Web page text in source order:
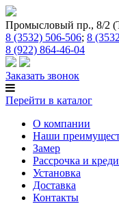
Промысловый пр., 8/2
8 (3532) 506-506; 8
8 (922) 864-46-04
Заказать звонок
Перейти в каталог
О компании
Наши
Замер
Рассрочка и
Установка
Доставка
Контакты